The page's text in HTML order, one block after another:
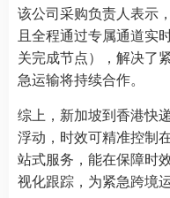
该公司采购负责人表示
且全程通过专属通道实
关完成节点），解决了
急运输将持续合作。
综上，新加坡到香港快
浮动，时效可精准控制
站式服务，能在保障时
视化跟踪，为紧急跨境